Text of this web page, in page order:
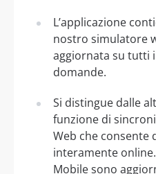
L’applicazione
nostro simulatore
aggiornata su tutti
domande.
Si distingue dalle
funzione di
Web che consente
interamente
Mobile sono